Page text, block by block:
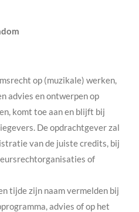
op (muzikale) werken,
advies en ontwerpen op
komt toe aan en blijft bij
De opdrachtgever zal
van de juiste credits, bij
of
tijde zijn naam vermelden bij
advies of op het